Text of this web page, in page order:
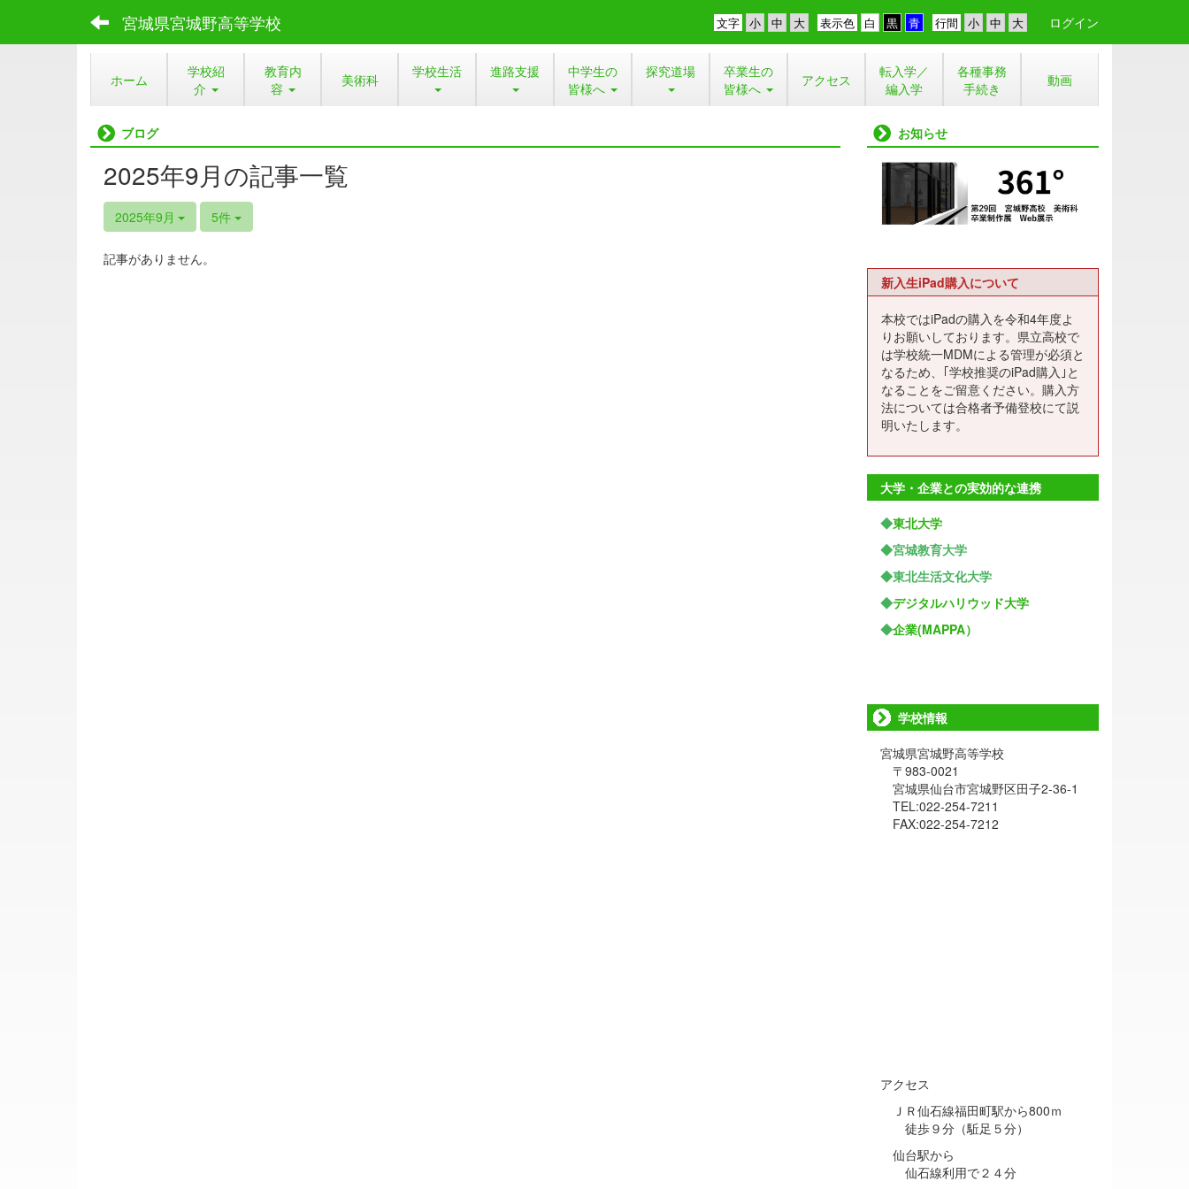
宮城県宮城野高等学校 行間
表示色
文字 ログイン
ホーム
学校紹
介
教育内
容
美術科 学校生活 進路支援
中学生の
皆様へ
探究道場
卒業生の
皆様へ
アクセス
転入学／
編入学
各種事務
手続き
動画
ブログ
2025年9月の記事一覧
2025年9月 5件
記事がありません。
お知らせ
新入生iPad購入について
本校ではiPadの購入を令和4年度よ
りお願いしております。県立高校で
は学校統一MDMによる管理が必須と
なるため、｢学校推奨のiPad購入｣と
なることをご留意ください。購入方
法については合格者予備登校にて説
明いたします。
大学・企業との実効的な連携
◆東北大学
◆宮城教育大学
◆東北生活文化大学
◆デジタルハリウッド大学
◆企業(MAPPA）
学校情報
宮城県宮城野高等学校
〒983-0021
宮城県仙台市宮城野区田子2-36-1
TEL:022-254-7211
FAX:022-254-7212
アクセス
ＪＲ仙石線福田町駅から800ｍ
徒歩９分（駈足５分）
仙台駅から
仙石線利用で２４分